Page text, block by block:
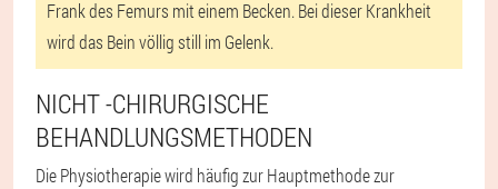
Frank des Femurs mit einem Becken. Bei dieser Krankheit
wird das Bein völlig still im Gelenk.
NICHT -CHIRURGISCHE
BEHANDLUNGSMETHODEN
Die Physiotherapie wird häufig zur Hauptmethode zur